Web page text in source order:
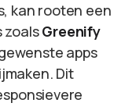
kan rooten een
zoalsGreenify
apps
Dit